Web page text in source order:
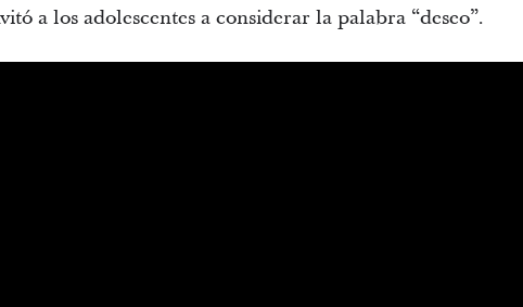
a los adolescentes a considerar la palabra “deseo”.